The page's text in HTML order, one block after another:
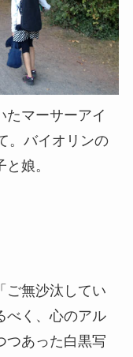
たマーサーアイ
。バイオリンの
娘。
ご無沙汰してい
べく、心のアル
つあった白黒写